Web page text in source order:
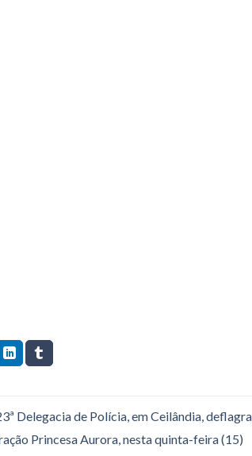
Delegacia de Polícia, em Ceilândia,
Princesa Aurora, nesta quinta-feira (15)